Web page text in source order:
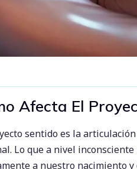
Afecta El
sentido es la
Lo que a nivel
a nuestro nacimiento